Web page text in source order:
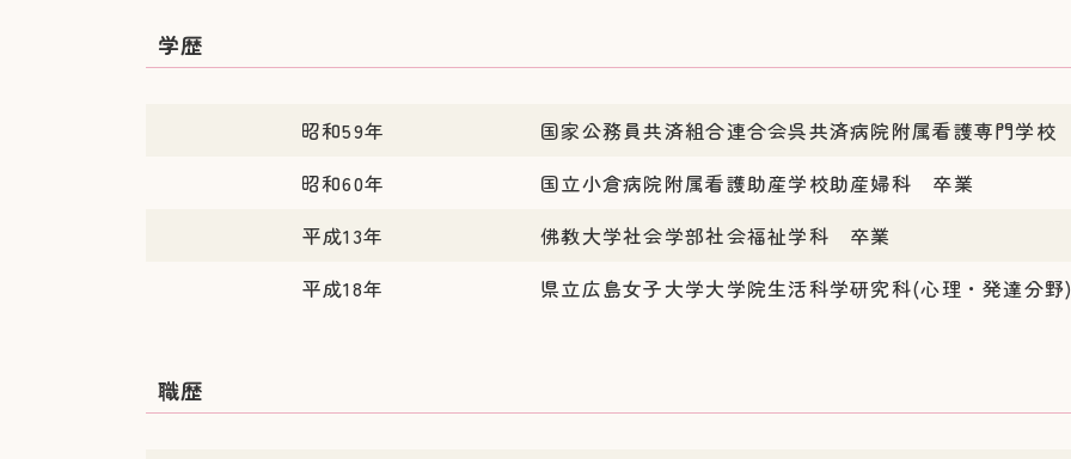
学歴
昭和59年
国家公務員共済組合連合会呉共済病院附属看護専門学
昭和60年
国立小倉病院附属看護助産学校助産婦科 卒業
平成13年
佛教大学社会学部社会福祉学科 卒業
平成18年
県立広島女子大学大学院生活科学研究科(心理・発達分
職歴